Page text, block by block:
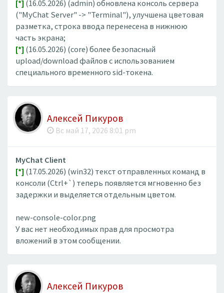
[*] (16.05.2026) (admin) обновлена консоль сервера
("MyChat Server" -> "Terminal"), улучшена цветовая
разметка, строка ввода перенесена в нижнюю
часть экрана;
[*] (16.05.2026) (core) более безопасный
upload/download файлов с использованием
специального временного sid-токена.
Алексей Пикуров
Вс май 17, 2026 8:01 pm
MyChat Client
[*] (17.05.2026) (win32) текст отправленных команд в
консоли (Ctrl+`) теперь появляется мгновенно без
задержки и выделяется отдельным цветом.
new-console-color.png
У вас нет необходимых прав для просмотра
вложений в этом сообщении.
Алексей Пикуров